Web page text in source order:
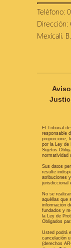
Teléfono:
Dirección:
Mexicali,
El Tribunal
responsable
proporcione,
por la Ley de
Sujetos
normatividad
Sus datos
resulte
atribuciones
jurisdiccional
No se
aquéllas que
información
fundados y
la Ley de
Obligados
Usted podrá
cancelación
(derechos